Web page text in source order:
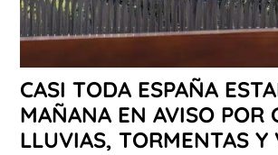
CASI TODA ESPAÑA
MAÑANA EN AVISO POR
LLUVIAS, TORMENTAS Y